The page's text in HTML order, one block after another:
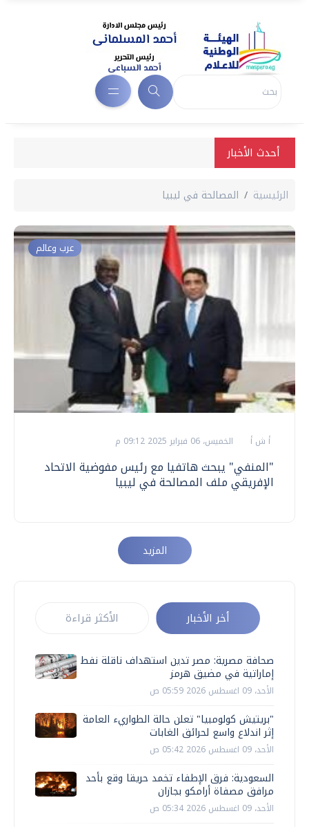
أحدث الأخبار
الرئيسية المصالحة في ليبيا
عرب وعالم
أ ش أ الخميس، 06 فبراير 2025 09:12 م
"المنفي" يبحث هاتفيا مع رئيس مفوضية الاتحاد
الإفريقي ملف المصالحة في ليبيا
المزيد
أخر الأخبار الأكثر قراءة
صحافة مصرية: مصر تدين استهداف ناقلة نفط
إماراتية في مضيق هرمز
الأحد، 09 اغسطس 2026 05:59 ص
"بريتيش كولومبيا" تعلن حالة الطواريء العامة
إثر اندلاع واسع لحرائق الغابات
الأحد، 09 اغسطس 2026 05:42 ص
السعودية: فرق الإطفاء تخمد حريقا وقع بأحد
مرافق مصفاة أرامكو بجازان
الأحد، 09 اغسطس 2026 05:34 ص